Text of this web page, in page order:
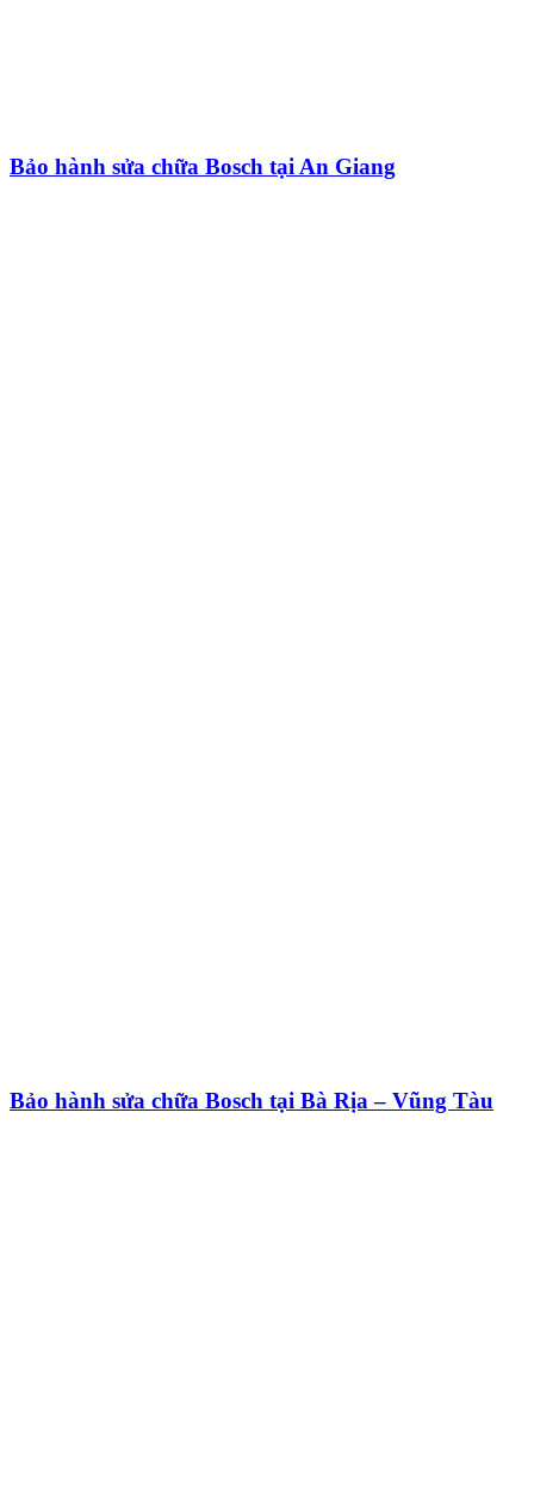
Bảo hành sửa chữa Bosch tại An Giang
Bảo hành sửa chữa Bosch tại Bà Rịa – Vũng Tàu